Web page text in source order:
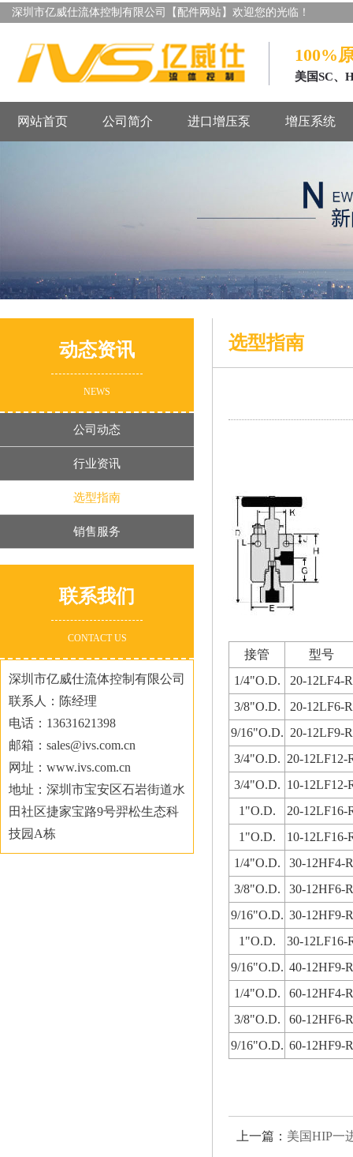
深圳市亿威仕流体控制有限公司【配件网站】欢迎您的光临！
100%
美国SC、
网站首页 公司简介 进口增压泵 增压系统
动态资讯
NEWS
公司动态
行业资讯
选型指南
销售服务
联系我们
CONTACT US
深圳市亿威仕流体控制有限公司
联系人：陈经理
电话：13631621398
邮箱：sales@ivs.com.cn
网址：www.ivs.com.cn
地址：深圳市宝安区石岩街道水
田社区捷家宝路9号羿松生态科
技园A栋
选型指南
接管
型号
1/4"O.D.
20-12LF4-R
3/8"O.D.
20-12LF6-R
9/16"O.D. 20-12LF9-R
3/4"O.D. 20-12LF12-
3/4"O.D. 10-12LF12-
1"O.D.
20-12LF16-
1"O.D.
10-12LF16-
1/4"O.D.
30-12HF4-R
3/8"O.D.
30-12HF6-R
9/16"O.D. 30-12HF9-R
1"O.D.
30-12LF16-
9/16"O.D. 40-12HF9-R
1/4"O.D.
60-12HF4-R
3/8"O.D.
60-12HF6-R
9/16"O.D. 60-12HF9-R
上一篇： 美国HIP一